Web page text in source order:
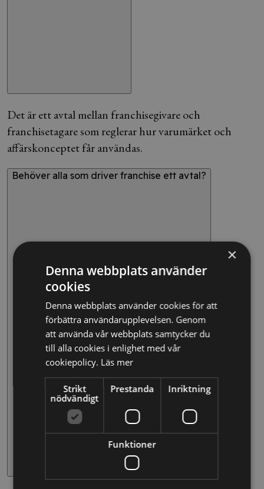
Det är ett avtal mellan franchisegivare och
franchisetagare som reglerar hur varumärket och
affärskonceptet får användas.
Behöver alla som driver franchise ett avtal?
×
Denna webbplats använder
cookies
Denna webbplats använder cookies för att
förbättra användarupplevelsen. Genom
att använda vår webbplats samtycker du
till alla cookies i enlighet med vår
cookiepolicy. Läs mer
Strikt
nödvändigt
Prestanda Inriktning
Funktioner